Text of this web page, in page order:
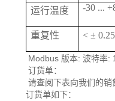
运行温度 -30 ...
重复性 < ±
Modbus 版本: 波特率:
订货单：
请查阅下表向我们的销
订货单如下：